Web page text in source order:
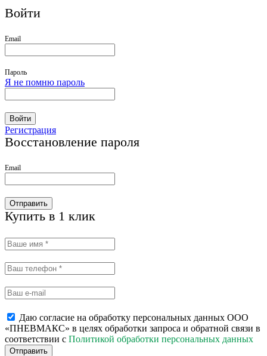
Войти
Email
Пароль
Я не помню пароль
Войти
Регистрация
Восстановление пароля
Email
Отправить
Купить в 1 клик
Даю согласие на обработку персональных данных ООО
«ПНЕВМАКС» в целях обработки запроса и обратной связи в
соответствии с Политикой обработки персональных данных
Отправить